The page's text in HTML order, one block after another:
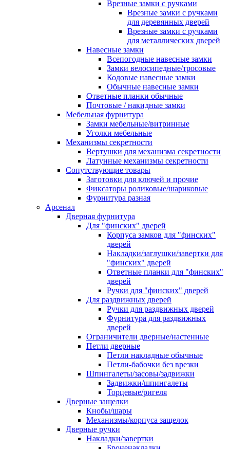
Врезные замки с ручками
Врезные замки с ручками
для деревянных дверей
Врезные замки с ручками
для металлических дверей
Навесные замки
Всепогодные навесные замки
Замки велосипедные/тросовые
Кодовые навесные замки
Обычные навесные замки
Ответные планки обычные
Почтовые / накидные замки
Мебельная фурнитура
Замки мебельные/витринные
Уголки мебельные
Механизмы секретности
Вертушки для механизма секретности
Латунные механизмы секретности
Сопутствующие товары
Заготовки для ключей и прочие
Фиксаторы роликовые/шариковые
Фурнитура разная
Арсенал
Дверная фурнитура
Для "финских" дверей
Корпуса замков для "финских"
дверей
Накладки/заглушки/завертки для
"финских" дверей
Ответные планки для "финских"
дверей
Ручки для "финских" дверей
Для раздвижных дверей
Ручки для раздвижных дверей
Фурнитура для раздвижных
дверей
Ограничители дверные/настенные
Петли дверные
Петли накладные обычные
Петли-бабочки без врезки
Шпингалеты/засовы/задвижки
Задвижки/шпингалеты
Торцевые/ригеля
Дверные защелки
Кнобы/шары
Механизмы/корпуса защелок
Дверные ручки
Накладки/завертки